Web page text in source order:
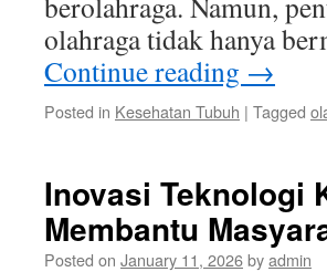
olahraga tidak hanya
Continue reading →
Posted in Kesehatan Tubuh | Tagged
Inovasi Teknologi
Membantu
Posted on January 11, 2026byadmin